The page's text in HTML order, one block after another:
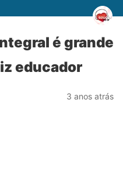
é grande
educador
3 anos atrás